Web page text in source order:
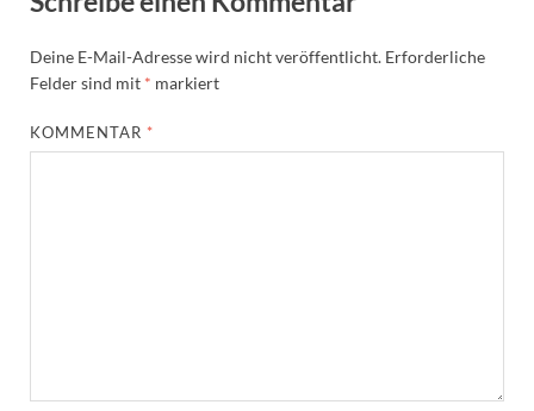
Deine E-Mail-Adresse wird nicht veröffentlicht. Erforderliche
Felder sind mit * markiert
KOMMENTAR *